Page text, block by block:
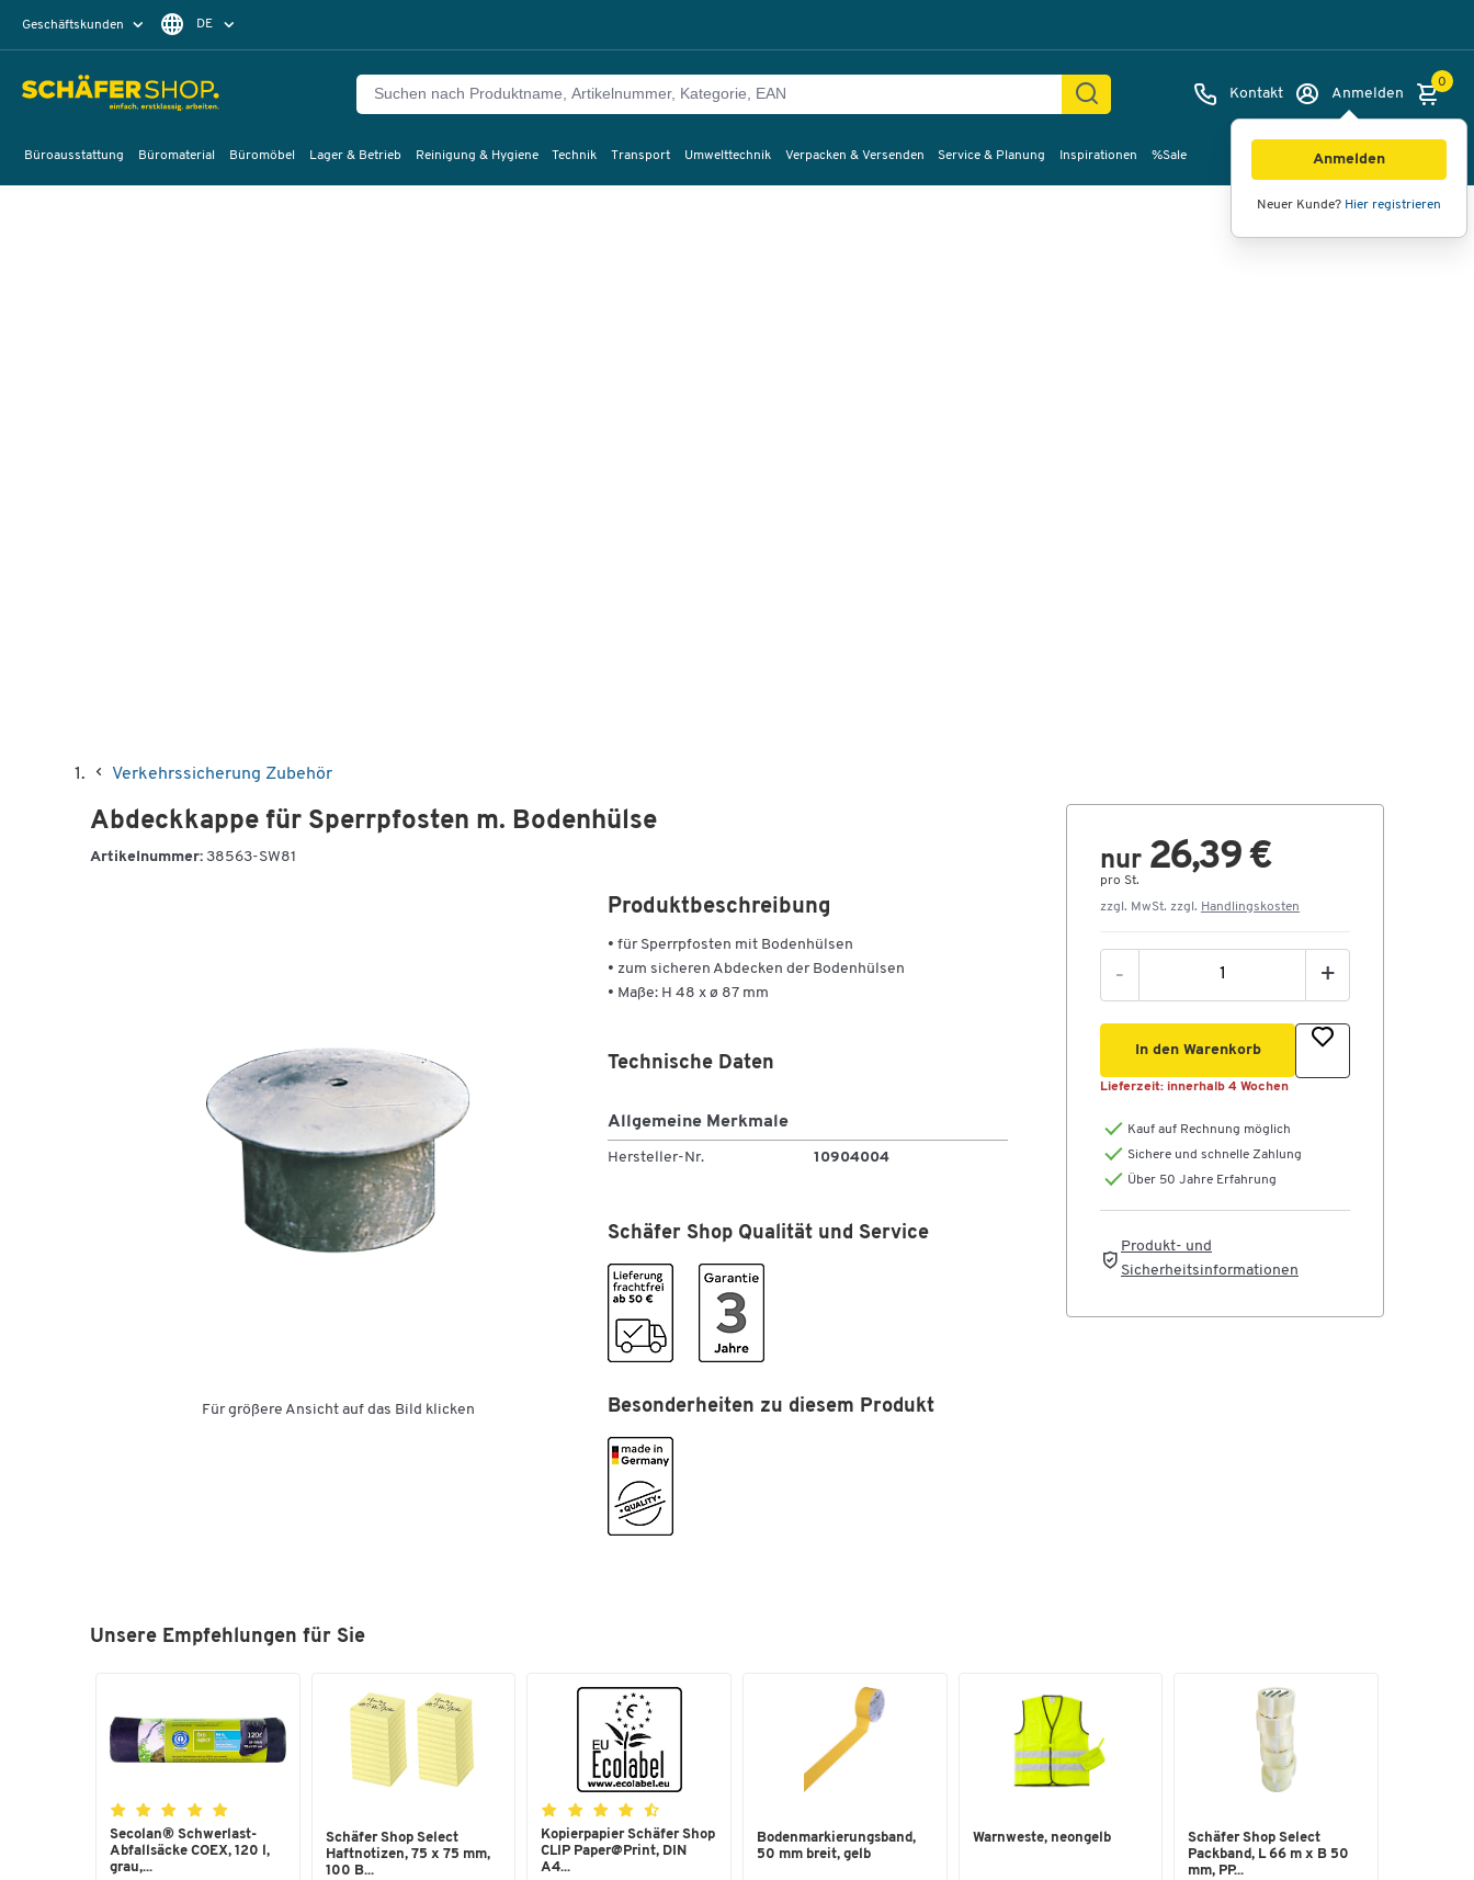
Geschäftskunden DE
Kontakt Anmelden
Anmelden
Neuer Kunde? Hier registrieren
0
Büroausstattung Büromaterial Büromöbel Lager & Betrieb Reinigung & Hygiene Technik Transport Umwelttechnik Verpacken & Versenden Service & Planung Inspirationen %Sale
Verkehrssicherung Zubehör
Abdeckkappe für Sperrpfosten m. Bodenhülse
Artikelnummer: 38563-SW81
Für größere Ansicht auf das Bild klicken
Produktbeschreibung
• für Sperrpfosten mit Bodenhülsen
• zum sicheren Abdecken der Bodenhülsen
• Maße: H 48 x ø 87 mm
Technische Daten
Allgemeine Merkmale
Hersteller-Nr. 10904004
Schäfer Shop Qualität und Service
Besonderheiten zu diesem Produkt
nur 26,39 €
pro St.
zzgl. MwSt. zzgl. Handlingskosten
- +
In den Warenkorb
Lieferzeit: innerhalb 4 Wochen
Kauf auf Rechnung möglich
Sichere und schnelle Zahlung
Über 50 Jahre Erfahrung
Produkt- und
Sicherheitsinformationen
Unsere Empfehlungen für Sie
Secolan® Schwerlast-
Abfallsäcke COEX, 120 l,
grau,...
Schäfer Shop Select
Haftnotizen, 75 x 75 mm,
100 B...
Kopierpapier Schäfer Shop
CLIP Paper@Print, DIN
A4...
Bodenmarkierungsband,
50 mm breit, gelb
Warnweste, neongelb
Schäfer Shop Select
Packband, L 66 m x B 50
mm, PP...
Bilder Videos 360°-Ansicht